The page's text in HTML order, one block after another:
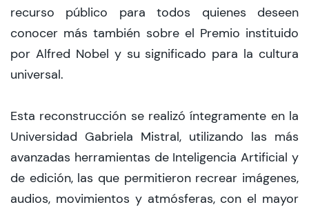
recurso público para todos quienes deseen
conocer más también sobre el Premio instituido
por Alfred Nobel y su significado para la cultura
universal.
Esta reconstrucción se realizó íntegramente en la
Universidad Gabriela Mistral, utilizando las más
avanzadas herramientas de Inteligencia Artificial y
de edición, las que permitieron recrear imágenes,
audios, movimientos y atmósferas, con el mayor